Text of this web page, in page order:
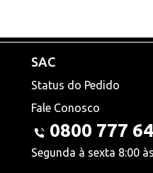
SAC
Status do Pedido
Fale Conosco
0800 777
Segunda à sexta 8:00